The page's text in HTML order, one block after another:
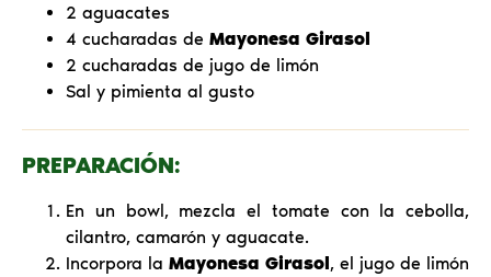
2 aguacates
4 cucharadas de Mayonesa Girasol
2 cucharadas de jugo de limón
Sal y pimienta al gusto
PREPARACIÓN:
En un bowl, mezcla el tomate con la cebolla,
cilantro, camarón y aguacate.
Incorpora la Mayonesa Girasol, el jugo de limón